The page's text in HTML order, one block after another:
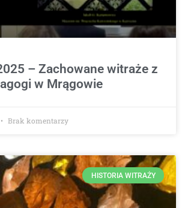
– Zachowane witraże z
w Mrągowie
Brak komentarzy
HISTORIA WITRAŻY